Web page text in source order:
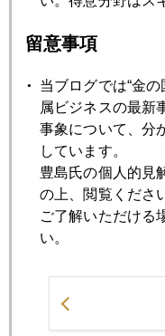
2024年04月15日
中東迷走、有事の金は
るか
2024年04月12日
ＮＹ金、いよいよ２４
2024年04月10日
いつまで続く「謎の金
2024年04月09日
ドル金利 今年最高水
留意事項
当ブログでは“金
属ビジネスの最新
事象について、分
しています。
豊島氏の個人的見
の上、閲覧くださ
ご了解いただける
い。